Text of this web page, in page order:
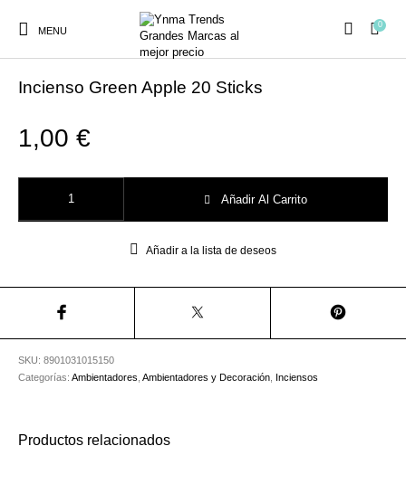
MENU
0
AUSTRALIAN GOLD
CURSOS
MAQUILLAJE Mobiliario Peluquería MODA PERFUMES
Ambientadores y Decoración /
Incienso Green Apple 20 Sticks
1,00€
Añadir Al Carrito
Añadir a la lista de deseos
SKU:8901031015150
Categorías:Ambientadores ,Ambientadores y Decoración Inciensos
Productos relacionados